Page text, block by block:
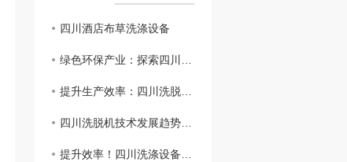
四川酒店布草洗涤设备
绿色环保产业：探索四川洗脱机在行业中的角色
提升生产效率：四川洗脱机新型应用探究
四川洗脱机技术发展趋势分析
提升效率！四川洗涤设备运营管理策略